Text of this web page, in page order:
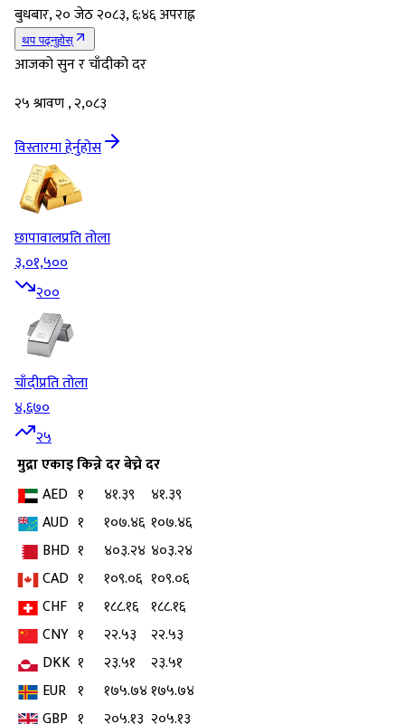
बुधबार, २० जेठ २०८३, ६:४६ अपराह्न
थप पढ्नुहोस्
आजको सुन र चाँदीको दर
२५ श्रावण , २,०८३
विस्तारमा हेर्नुहोस
छापावालप्रति तोला
३,०१,५००
२००
चाँदीप्रति तोला
४,६७०
२५
मुद्राएकाइकिन्ने दरबेच्ने दर
AED १ ४१.३९
४१.३९
AUD १ १०७.४६ १०७.४६
BHD १ ४०३.२४ ४०३.२४
CAD १ १०९.०६ १०९.०६
CHF १ १८८.१६ १८८.१६
CNY १ २२.५३
२२.५३
DKK १ २३.५१
२३.५१
EUR १ १७५.७४१७५.७४